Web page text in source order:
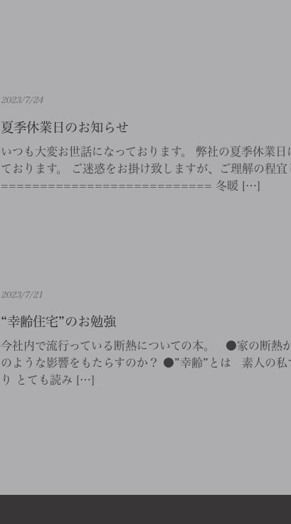
2023/7/24
夏季休業日のお知らせ
いつも大変お世話になっております。 弊社の夏季休業
ております。 ご迷惑をお掛け致しますが、ご理解の程宜
=========================== 冬暖 […]
2023/7/21
“幸齢住宅”のお勉強
今社内で流行っている断熱についての本。 ●家の断熱
のような影響をもたらすのか？ ●”幸齢”とは 素人の私
り とても読み […]